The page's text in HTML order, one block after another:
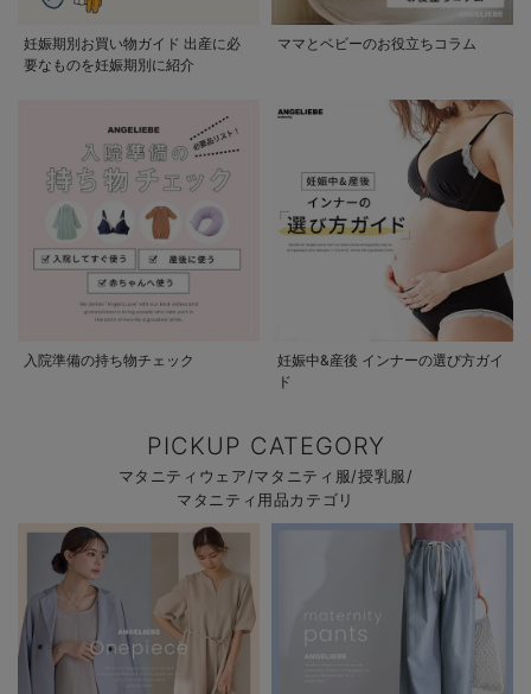
妊娠期別お買い物ガイド 出産に必
要なものを妊娠期別に紹介
ママとベビーのお役立ちコラム
入院準備の持ち物チェック
妊娠中&産後 インナーの選び方ガイ
ド
PICKUP CATEGORY
マタニティウェア/マタニティ服/授乳服/
マタニティ用品カテゴリ